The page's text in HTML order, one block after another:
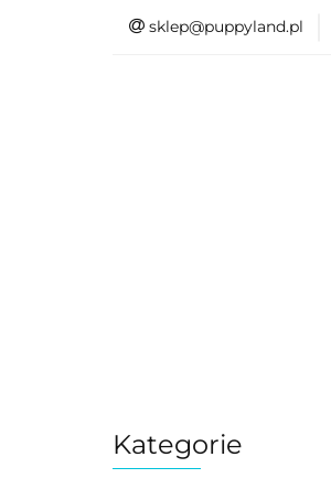
sklep@puppyland.pl
Kategorie